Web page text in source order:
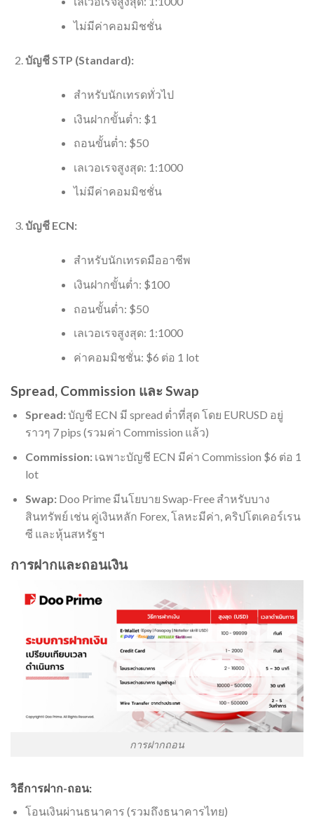
ไม่มีค่าคอมมิชชั่น
บัญชี STP (Standard):
สำหรับนักเทรดทั่วไป
เงินฝากขั้นต่ำ: $1
ถอนขั้นต่ำ: $50
เลเวอเรจสูงสุด: 1:1000
ไม่มีค่าคอมมิชชั่น
บัญชี ECN:
สำหรับนักเทรดมืออาชีพ
เงินฝากขั้นต่ำ: $100
ถอนขั้นต่ำ: $50
เลเวอเรจสูงสุด: 1:1000
ค่าคอมมิชชั่น: $6 ต่อ 1 lot
Spread, Commission และ Swap
Spread:บัญชี ECN มี spread ต่ำที่สุด โดย EURUSD อยู่
ราวๆ 7 pips (รวมค่า Commission แล้ว)
Commission:เฉพาะบัญชี ECN มีค่า Commission $6 ต่อ 1
lot
Swap:Doo Prime มีนโยบาย Swap-Free สำหรับบาง
สินทรัพย์ เช่น คู่เงินหลัก Forex, โลหะมีค่า, คริปโตเคอร์เรน
ซี และหุ้นสหรัฐฯ
การฝากและถอนเงิน
การฝากถอน
วิธีการฝาก-ถอน:
โอนเงินผ่านธนาคาร (รวมถึงธนาคารไทย)